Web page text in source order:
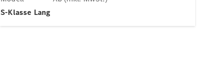
Plug-in-Hybrid Modelle
S-Klasse Lang